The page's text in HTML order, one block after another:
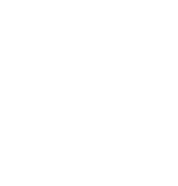
Por consiguiente,
en dos inmuebles en
En dichos registros
marihuana
picadura de
crecimiento y 464